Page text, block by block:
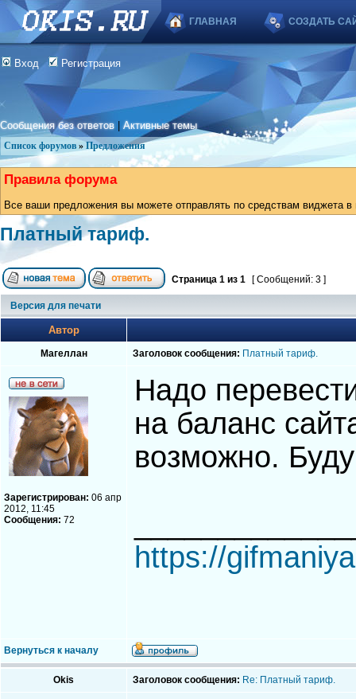
ГЛАВНАЯ СОЗДАТЬ
Вход Регистрация
Сообщения без ответов |Активные темы
Список форумов » Предложения
Правила форума
Все ваши предложения вы можете отправлять по средствам виджета
Платный тариф.
Страница 1 из 1 [ Сообщений: 3 ]
Версия для печати
Автор
Магеллан Заголовок сообщения: Платный тариф.
Зарегистрирован: 06 апр
2012, 11:45
Сообщения: 72
Надо
на баланс
возможно.
https://
Вернуться к началу
Okis Заголовок сообщения: Re: Платный тариф.